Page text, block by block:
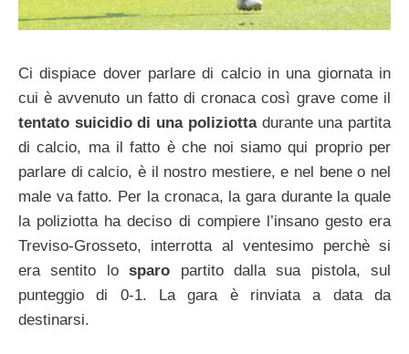
Ci dispiace dover parlare di calcio in una giornata in
cui è avvenuto un fatto di cronaca così grave come il
tentato suicidio di una poliziottadurante una partita
di calcio, ma il fatto è che noi siamo qui proprio per
parlare di calcio, è il nostro mestiere, e nel bene o nel
male va fatto. Per la cronaca, la gara durante la quale
la poliziotta ha deciso di compiere l’insano gesto era
Treviso-Grosseto, interrotta al ventesimo perchè si
era sentito losparo partito dalla sua pistola, sul
punteggio di 0-1. La gara è rinviata a data da
destinarsi.